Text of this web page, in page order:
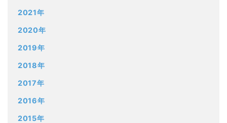
2021年
2020年
2019年
2018年
2017年
2016年
2015年